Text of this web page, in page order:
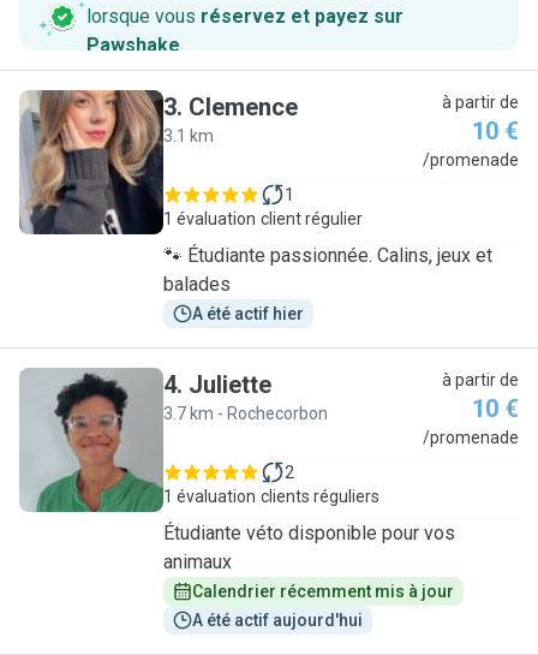
lorsque vous réservez et payez sur
Pawshake.
C
3. Clemence
3.1 km
à partir de
10 €
/promenade
1 évaluation
1
client régulier
🐾 Étudiante passionnée. Calins, jeux et
balades
A été actif hier
J
4. Juliette
3.7 km - Rochecorbon
à partir de
10 €
/promenade
1 évaluation
2
clients réguliers
Étudiante véto disponible pour vos
animaux
Calendrier récemment mis à jour
A été actif aujourd'hui